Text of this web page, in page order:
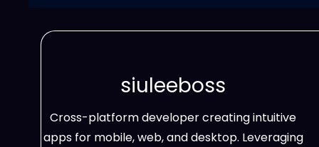
siuleeboss
Cross-platform developer creating intuitive
apps for mobile, web, and desktop. Leveraging